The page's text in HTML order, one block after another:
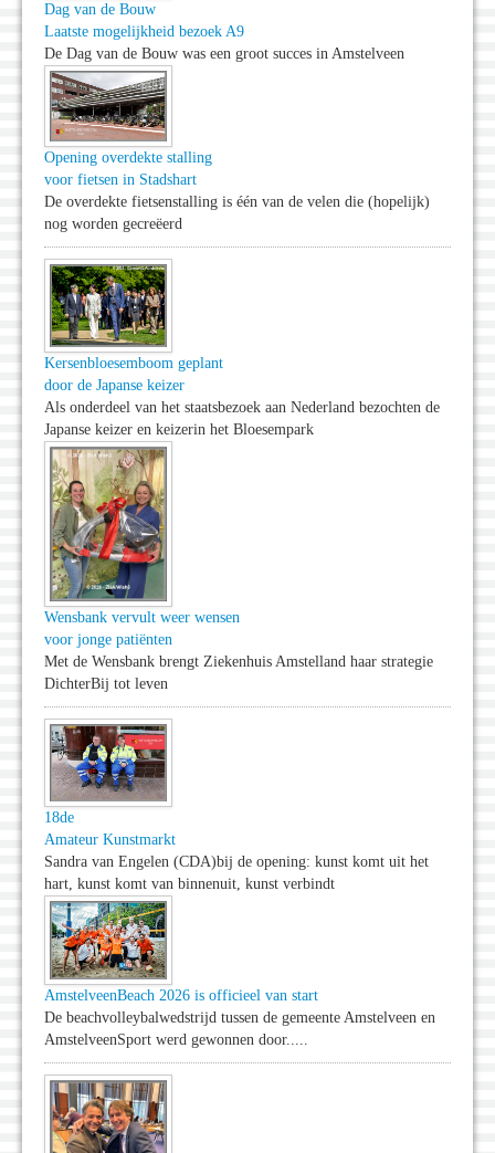
Dag van de Bouw
Laatste mogelijkheid bezoek A9
De Dag van de Bouw was een groot succes in Amstelveen
Opening overdekte stalling
voor fietsen in Stadshart
De overdekte fietsenstalling is één van de velen die (hopelijk)
nog worden gecreëerd
Kersenbloesemboom geplant
door de Japanse keizer
Als onderdeel van het staatsbezoek aan Nederland bezochten de
Japanse keizer en keizerin het Bloesempark
Wensbank vervult weer wensen
voor jonge patiënten
Met de Wensbank brengt Ziekenhuis Amstelland haar strategie
DichterBij tot leven
18de
Amateur Kunstmarkt
Sandra van Engelen (CDA)bij de opening: kunst komt uit het
hart, kunst komt van binnenuit, kunst verbindt
AmstelveenBeach 2026 is officieel van start
De beachvolleybalwedstrijd tussen de gemeente Amstelveen en
AmstelveenSport werd gewonnen door.....